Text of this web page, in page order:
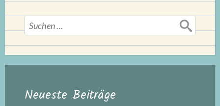
Suchen
nach:
Neueste Beiträge